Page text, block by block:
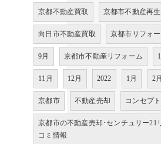
京都不動産買取 京都市不動産再生
向日市不動産買取 京都市リフォ
9月 京都市不動産リフォーム
11月 12月 2022 1月 2月
京都市 不動産売却 コンセプト
京都市の不動産売却･センチュリー21
コミ情報